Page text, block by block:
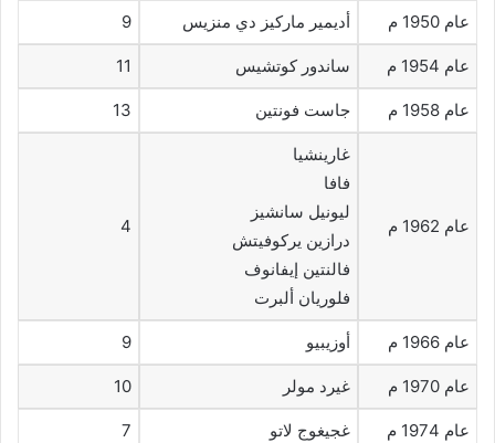
عام 1950 م أديمير ماركيز دي منزيس 9
عام 1954 م ساندور كوتشيس 11
عام 1958 م جاست فونتين 13
عام 1962 م
غارينشيا
فافا
ليونيل سانشيز
درازين يركوفيتش
فالنتين إيفانوف
فلوريان ألبرت
4
عام 1966 م أوزيبيو 9
عام 1970 م غيرد مولر 10
عام 1974 م غجيغوج لاتو 7